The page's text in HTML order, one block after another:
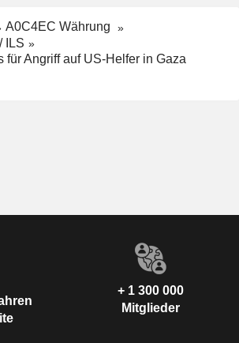
A0C4EC Währung
ILS
für Angriff auf US-Helfer in Gaza
+ 1 300 000
Mitglieder